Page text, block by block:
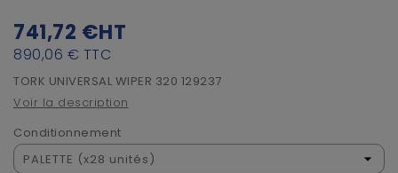
741,72 €HT
890,06 € TTC
TORK UNIVERSAL WIPER 320 129237
Voir la description
Conditionnement